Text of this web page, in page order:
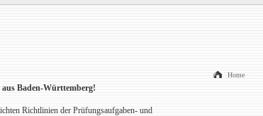
Home
Baden-Württemberg!
Richtlinien der Prüfungsaufgaben- und